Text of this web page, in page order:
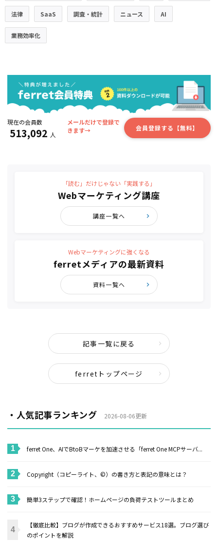
法律 SaaS 調査・統計 ニュース AI
業務効率化
現在の会員数
513,092 人
メールだけで登録で
きます→
会員登録する【無料】
「読む」だけじゃない「実践する」
Webマーケティング講座
講座一覧へ
Webマーケティングに強くなる
ferretメディアの最新資料
資料一覧へ
記事一覧に戻る
ferretトップページ
・人気記事ランキング 2026-08-06更新
ferret One、AIでBtoBマーケを加速させる「ferret One MCPサーバ...
Copyright（コピーライト、©）の書き方と表記の意味とは？
簡単3ステップで確認！ホームページの負荷テストツールまとめ
【徹底比較】ブログが作成できるおすすめサービス18選。ブログ選び
のポイントを解説